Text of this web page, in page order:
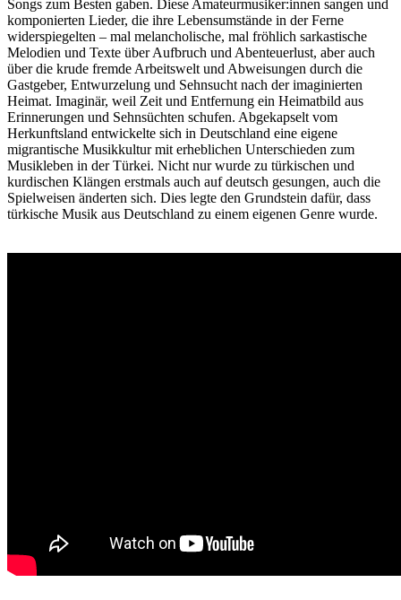
Songs zum Besten gaben. Diese Amateurmusiker:innen sangen und
komponierten Lieder, die ihre Lebensumstände in der Ferne
widerspiegelten – mal melancholische, mal fröhlich sarkastische
Melodien und Texte über Aufbruch und Abenteuerlust, aber auch
über die krude fremde Arbeitswelt und Abweisungen durch die
Gastgeber, Entwurzelung und Sehnsucht nach der imaginierten
Heimat. Imaginär, weil Zeit und Entfernung ein Heimatbild aus
Erinnerungen und Sehnsüchten schufen. Abgekapselt vom
Herkunftsland entwickelte sich in Deutschland eine eigene
migrantische Musikkultur mit erheblichen Unterschieden zum
Musikleben in der Türkei. Nicht nur wurde zu türkischen und
kurdischen Klängen erstmals auch auf deutsch gesungen, auch die
Spielweisen änderten sich. Dies legte den Grundstein dafür, dass
türkische Musik aus Deutschland zu einem eigenen Genre wurde.